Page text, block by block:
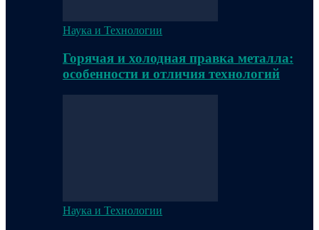
Наука и Технологии
Горячая и холодная правка металла:
особенности и отличия технологий
Наука и Технологии